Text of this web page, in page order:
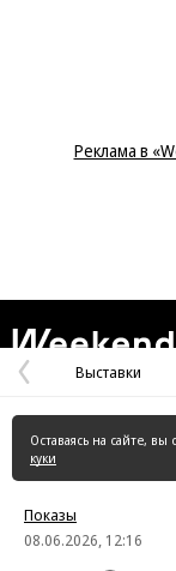
Реклама в
Предыдущая
страница
Выставки
Оставаясь на сайте, вы
куки
Показы
08.06.2026, 12:16